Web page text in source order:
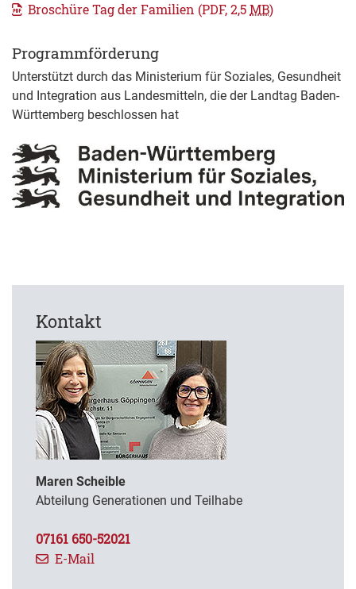
Broschüre Tag der Familien (PDF, 2,5MB)
Programmförderung
Unterstützt durch das Ministerium für Soziales, Gesundheit
und Integration aus Landesmitteln, die der Landtag Baden-
Württemberg beschlossen hat
Kontakt
Maren Scheible
Abteilung Generationen und Teilhabe
07161 650-52021
E-Mail